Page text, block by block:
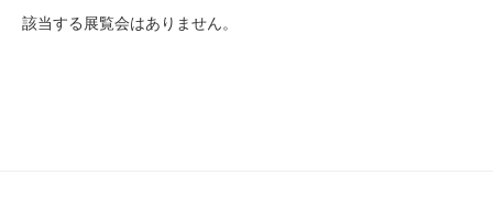
該当する展覧会はありません。